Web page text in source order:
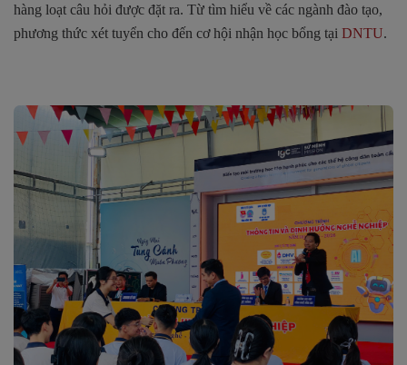
hàng loạt câu hỏi được đặt ra. Từ tìm hiểu về các ngành đào tạo,
phương thức xét tuyển cho đến cơ hội nhận học bổng tại DNTU.